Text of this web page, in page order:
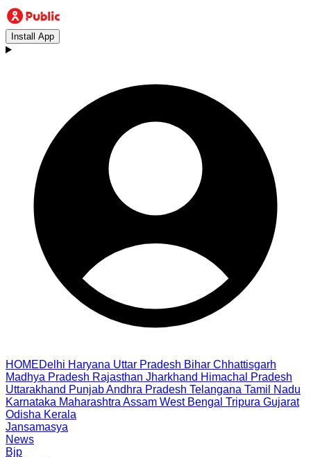
Install App
HOMEDelhi Haryana Uttar Pradesh Bihar Chhattisgarh
Madhya Pradesh Rajasthan Jharkhand Himachal Pradesh
Uttarakhand PunjabAndhra Pradesh Telangana Tamil Nadu
Karnataka Maharashtra Assam West Bengal Tripura Gujarat
Odisha Kerala
Jansamasya
News
Bjp